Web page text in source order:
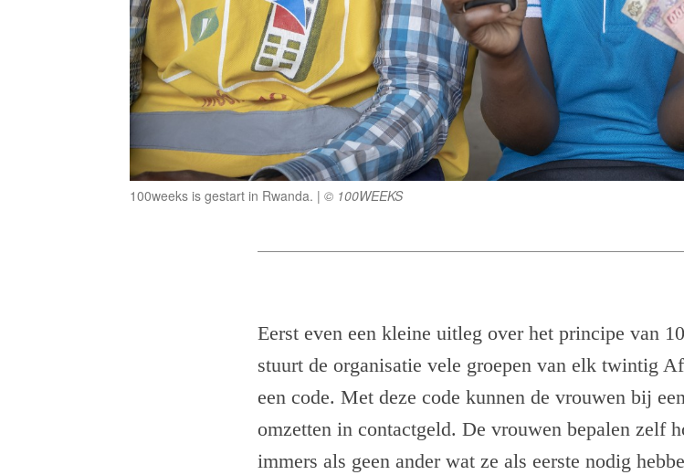
100weeks is gestart in Rwanda. © 100WEEKS
Eerst even een kleine uitleg over het principe van
stuurt de organisatie vele groepen van elk twintig
een code. Met deze code kunnen de vrouwen bij
omzetten in contactgeld. De vrouwen bepalen zelf
immers als geen ander wat ze als eerste nodig